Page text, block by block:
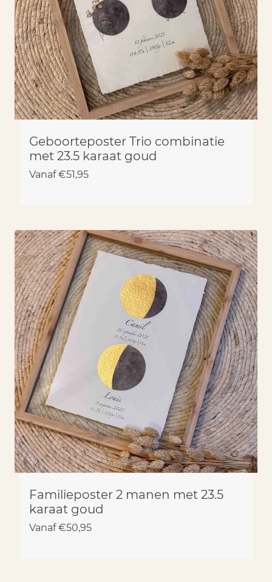
Geboorteposter Trio combinatie
met 23.5 karaat goud
Vanaf €51,95
Familieposter 2 manen met 23.5
karaat goud
Vanaf €50,95